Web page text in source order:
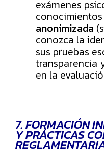
exámenes
anonimizada
conozca la
sus pruebas
transparencia
en la
7. FORMACIÓN
Y PRÁCTICAS